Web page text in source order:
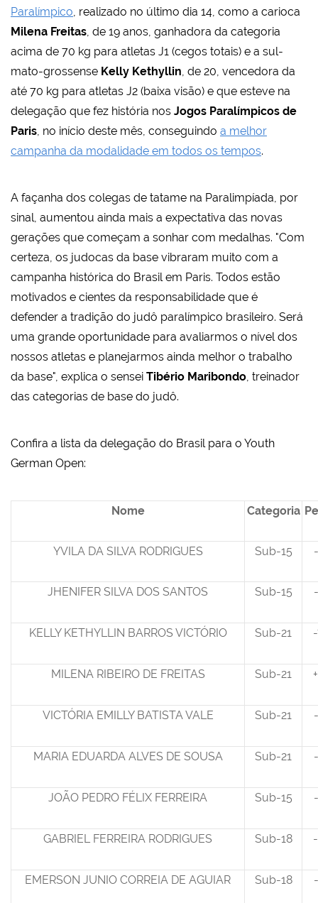
Paralímpico, realizado no último dia 14, como a carioca
Milena Freitas, de 19 anos, ganhadora da categoria
acima de 70 kg para atletas J1 (cegos totais) e a sul-
mato-grossense Kelly Kethyllin, de 20, vencedora da
até 70 kg para atletas J2 (baixa visão) e que esteve na
delegação que fez história nos Jogos Paralímpicos de
Paris, no início deste mês, conseguindo a melhor
campanha da modalidade em todos os tempos.
A façanha dos colegas de tatame na Paralimpíada, por
sinal, aumentou ainda mais a expectativa das novas
gerações que começam a sonhar com medalhas. "Com
certeza, os judocas da base vibraram muito com a
campanha histórica do Brasil em Paris. Todos estão
motivados e cientes da responsabilidade que é
defender a tradição do judô paralímpico brasileiro. Será
uma grande oportunidade para avaliarmos o nível dos
nossos atletas e planejarmos ainda melhor o trabalho
da base", explica o sensei Tibério Maribondo, treinador
das categorias de base do judô.
Confira a lista da delegação do Brasil para o Youth
German Open:
Nome Categoria
YVILA DA SILVA RODRIGUES Sub-15
JHENIFER SILVA DOS SANTOS Sub-15
KELLY KETHYLLIN BARROS VICTÓRIO Sub-21
MILENA RIBEIRO DE FREITAS Sub-21
VICTÓRIA EMILLY BATISTA VALE Sub-21
MARIA EDUARDA ALVES DE SOUSA Sub-21
JOÃO PEDRO FÉLIX FERREIRA Sub-15
GABRIEL FERREIRA RODRIGUES Sub-18
EMERSON JUNIO CORREIA DE AGUIAR Sub-18